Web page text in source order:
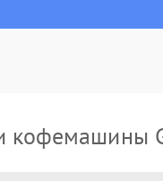
кофемашины